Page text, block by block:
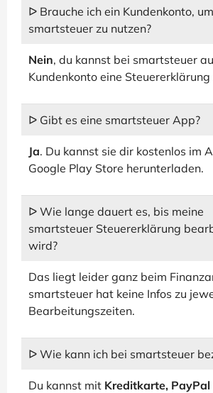
ᐅ Brauche ich ein Kundenkonto, um
smartsteuer zu nutzen?
Nein, du kannst bei smartsteuer
Kundenkonto eine Steuererklärung
ᐅ Gibt es eine smartsteuer App?
Ja. Du kannst sie dir kostenlos im
Google Play Store herunterladen.
ᐅ Wie lange dauert es, bis meine
smartsteuer Steuererklärung
wird?
Das liegt leider ganz beim
smartsteuer hat keine Infos zu
Bearbeitungszeiten.
ᐅ Wie kann ich bei smartsteuer
Du kannst mit Kreditkarte, PayPal